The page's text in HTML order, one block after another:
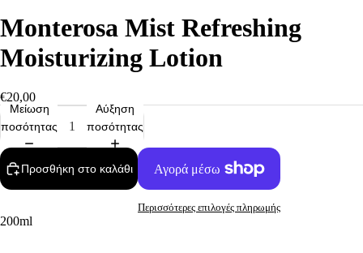
Monterosa Mist Refreshing
Moisturizing Lotion
€20,00
Μείωση
ποσότητας
Αύξηση
ποσότητας
Προσθήκη στο καλάθι
Περισσότερες επιλογές πληρωμής
200ml